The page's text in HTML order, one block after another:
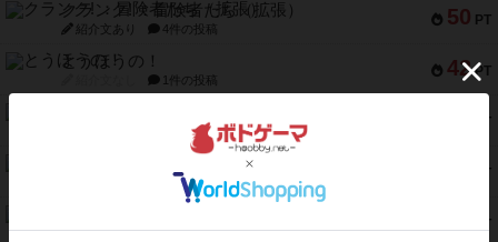
50 PT
クランク! ：冒険者たち（拡張）
紹介文あり 4件の投稿
42 PT
とうほうの！
1件の投稿
PT
2件の投稿
PT
1件の投稿
PT
紹介文なし 1件の投稿